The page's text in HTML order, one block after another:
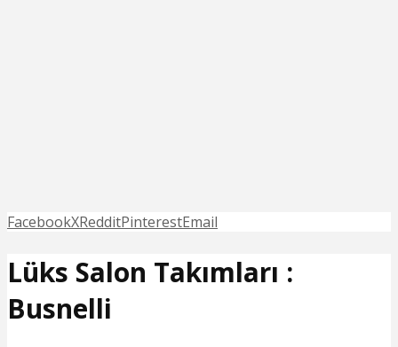
FacebookXRedditPinterestEmail
Lüks Salon Takımları :
Busnelli